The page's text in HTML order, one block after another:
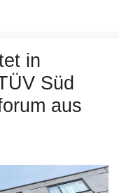
in
Süd
aus